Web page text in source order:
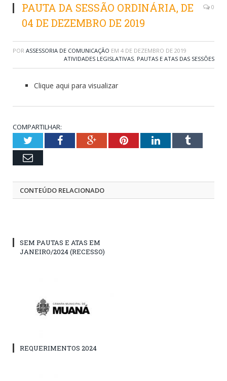
PAUTA DA SESSÃO ORDINÁRIA, DE
04 DE DEZEMBRO DE 2019
0
POR ASSESSORIA DE COMUNICAÇÃO EM 4 DE DEZEMBRO DE 2019
ATIVIDADES LEGISLATIVAS, PAUTAS E ATAS DAS SESSÕES
Clique aqui para visualizar
COMPARTILHAR:
TwitterFacebookGoogle+PinterestLinkedInTumblr
Email
CONTEÚDO RELACIONADO
SEM PAUTAS E ATAS EM
JANEIRO/2024 (RECESSO)
REQUERIMENTOS 2024